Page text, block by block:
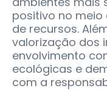
positivo no
de recursos.
valorização dos
envolvimento
ecológicas e
com a